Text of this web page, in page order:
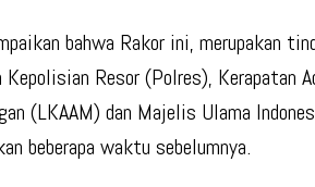
bahwa Rakor ini, merupakan
Resor (Polres), Kerapatan
(LKAAM) dan Majelis Ulama
beberapa waktu sebelumnya.